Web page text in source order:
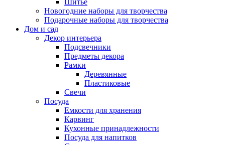
Шитье
Новогодние наборы для творчества
Подарочные наборы для творчества
Дом и сад
Декор интерьера
Подсвечники
Предметы декора
Рамки
Деревянные
Пластиковые
Свечи
Посуда
Емкости для хранения
Карвинг
Кухонные принадлежности
Посуда для напитков